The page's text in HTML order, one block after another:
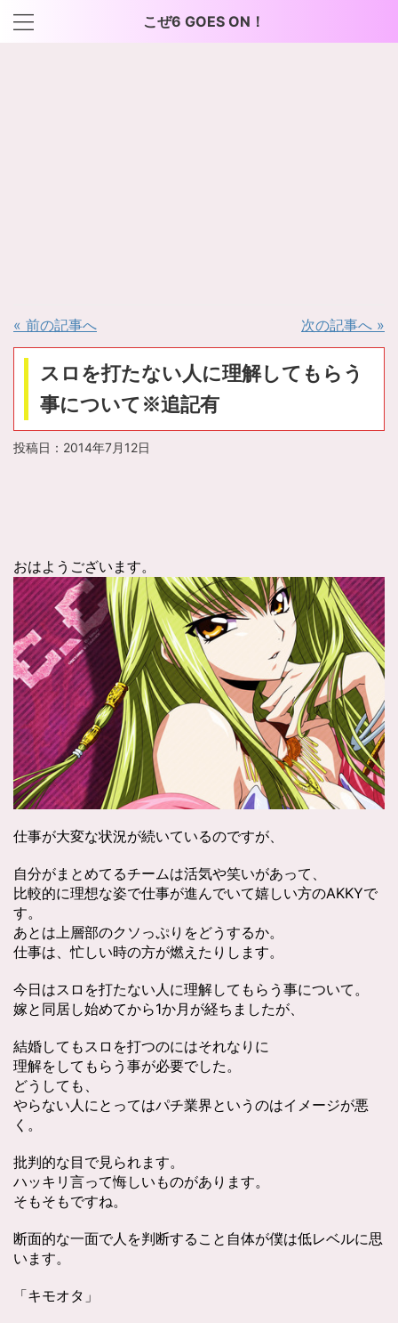
こぜ6 GOES ON！
« 前の記事へ 次の記事へ »
スロを打たない人に理解してもらう
事について※追記有
投稿日： 2014年7月12日
おはようございます。
仕事が大変な状況が続いているのですが、
自分がまとめてるチームは活気や笑いがあって、
比較的に理想な姿で仕事が進んでいて嬉しい方のAKKYで
す。
あとは上層部のクソっぷりをどうするか。
仕事は、忙しい時の方が燃えたりします。
今日はスロを打たない人に理解してもらう事について。
嫁と同居し始めてから1か月が経ちましたが、
結婚してもスロを打つのにはそれなりに
理解をしてもらう事が必要でした。
どうしても、
やらない人にとってはパチ業界というのはイメージが悪
く。
批判的な目で見られます。
ハッキリ言って悔しいものがあります。
そもそもですね。
断面的な一面で人を判断すること自体が僕は低レベルに思
います。
「キモオタ」